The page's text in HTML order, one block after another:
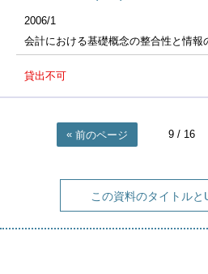
2006/1
会計における基礎概念の整合性と情報
貸出不可
前のページ 9/ 16
この資料のタイトルと